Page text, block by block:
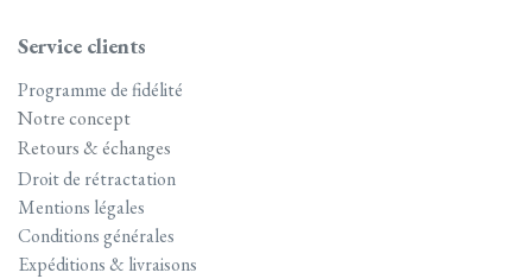
Service clients
Programme de fidélité
Notre concept
Retours & échanges
Droit de rétractation
Mentions légales
Conditions générales
Expéditions & livraisons